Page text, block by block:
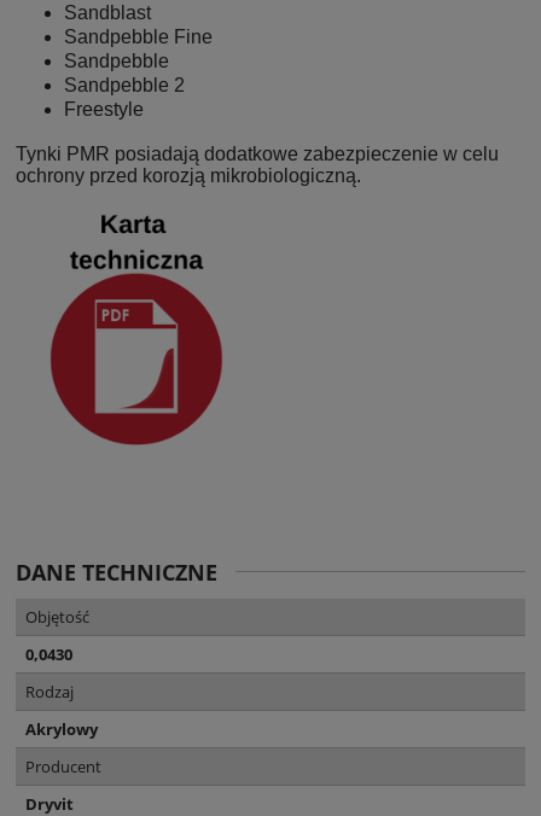
Sandblast
Sandpebble Fine
Sandpebble
Sandpebble 2
Freestyle
Tynki PMR posiadają dodatkowe zabezpieczenie w celu
ochrony przed korozją mikrobiologiczną.
DANE TECHNICZNE
Objętość
0,0430
Rodzaj
Akrylowy
Producent
Dryvit